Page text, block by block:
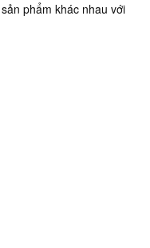
phẩm khác nhau với